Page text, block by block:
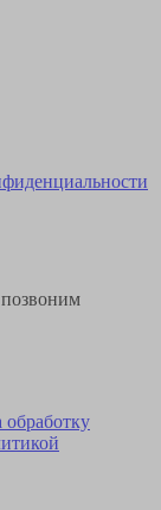
обработку